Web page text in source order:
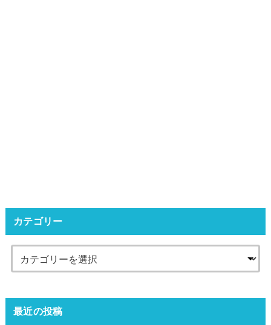
カテゴリー
最近の投稿